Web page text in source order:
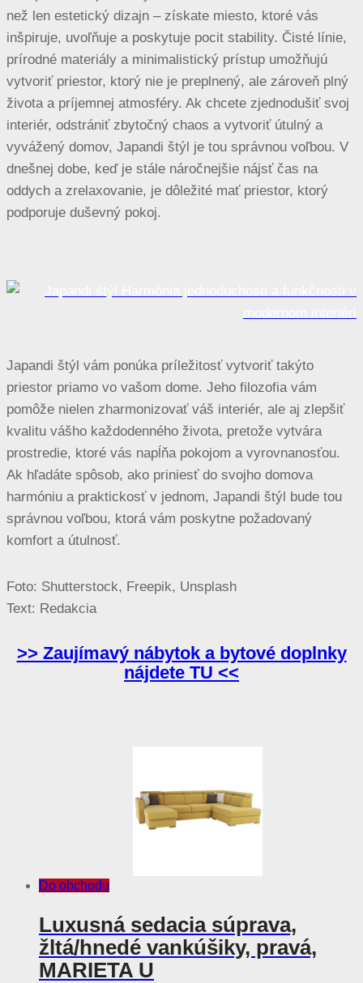
než len estetický dizajn – získate miesto, ktoré vás
inšpiruje, uvoľňuje a poskytuje pocit stability. Čisté línie,
prírodné materiály a minimalistický prístup umožňujú
vytvoriť priestor, ktorý nie je preplnený, ale zároveň plný
života a príjemnej atmosféry. Ak chcete zjednodušiť svoj
interiér, odstrániť zbytočný chaos a vytvoriť útulný a
vyvážený domov, Japandi štýl je tou správnou voľbou. V
dnešnej dobe, keď je stále náročnejšie nájsť čas na
oddych a zrelaxovanie, je dôležité mať priestor, ktorý
podporuje duševný pokoj.
Japandi štýl vám ponúka príležitosť vytvoriť takýto
priestor priamo vo vašom dome. Jeho filozofia vám
pomôže nielen zharmonizovať váš interiér, ale aj zlepšiť
kvalitu vášho každodenného života, pretože vytvára
prostredie, ktoré vás napĺňa pokojom a vyrovnanosťou.
Ak hľadáte spôsob, ako priniesť do svojho domova
harmóniu a praktickosť v jednom, Japandi štýl bude tou
správnou voľbou, ktorá vám poskytne požadovaný
komfort a útulnosť.
Foto: Shutterstock, Freepik, Unsplash
Text: Redakcia
>> Zaujímavý nábytok a bytové doplnky
nájdete TU <<
Do obchodu
Luxusná sedacia súprava,
žltá/hnedé vankúšiky, pravá,
MARIETA U